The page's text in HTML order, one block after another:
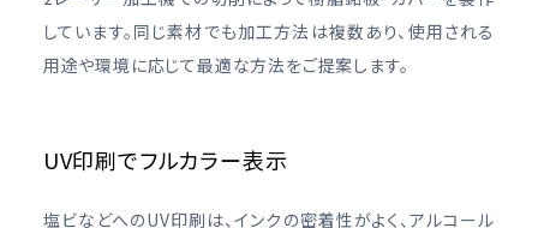
しています。同じ素材でも加工方法は複数あり、使用される
用途や環境に応じて最適な方法をご提案します。
UV印刷でフルカラー表示
塩ビなどへのUV印刷は、インクの密着性がよく、アルコール